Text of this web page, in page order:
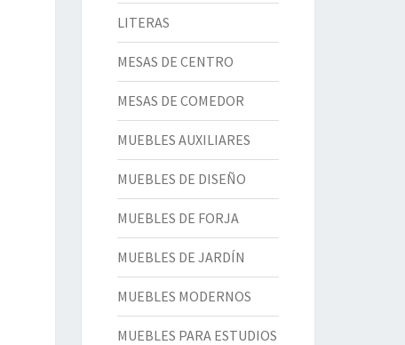
LITERAS
MESAS DE CENTRO
MESAS DE COMEDOR
MUEBLES AUXILIARES
MUEBLES DE DISEÑO
MUEBLES DE FORJA
MUEBLES DE JARDÍN
MUEBLES MODERNOS
MUEBLES PARA ESTUDIOS